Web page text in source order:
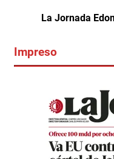
La Jornada
Impreso